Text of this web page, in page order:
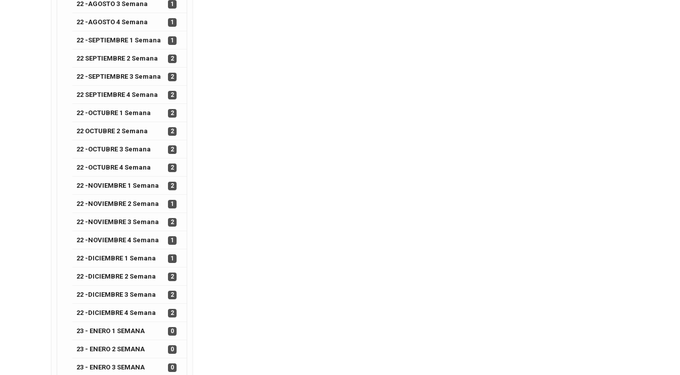
22 -AGOSTO 3 Semana 1
22 -AGOSTO 4 Semana 1
22 -SEPTIEMBRE 1 Semana 1
22 SEPTIEMBRE 2 Semana 2
22 -SEPTIEMBRE 3 Semana 2
22 SEPTIEMBRE 4 Semana 2
22 -OCTUBRE 1 Semana 2
22 OCTUBRE 2 Semana 2
22 -OCTUBRE 3 Semana 2
22 -OCTUBRE 4 Semana 2
22 -NOVIEMBRE 1 Semana 2
22 -NOVIEMBRE 2 Semana 1
22 -NOVIEMBRE 3 Semana 2
22 -NOVIEMBRE 4 Semana 1
22 -DICIEMBRE 1 Semana 1
22 -DICIEMBRE 2 Semana 2
22 -DICIEMBRE 3 Semana 2
22 -DICIEMBRE 4 Semana 2
23 - ENERO 1 SEMANA 0
23 - ENERO 2 SEMANA 0
23 - ENERO 3 SEMANA 0